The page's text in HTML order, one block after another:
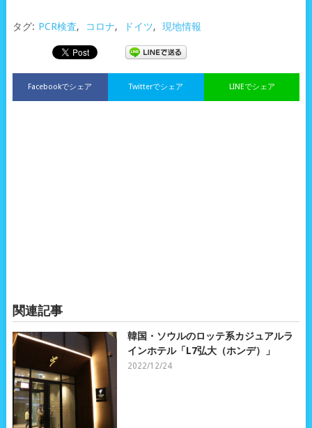
タグ: PCR検査, コロナ, ドイツ, 現地情報
Facebookでシェア LINEでシェア
Twitterでシェア
関連記事
韓国・ソウルのロッテ系カジュアルラ
インホテル「L7弘大（ホンデ）」
2022/12/24